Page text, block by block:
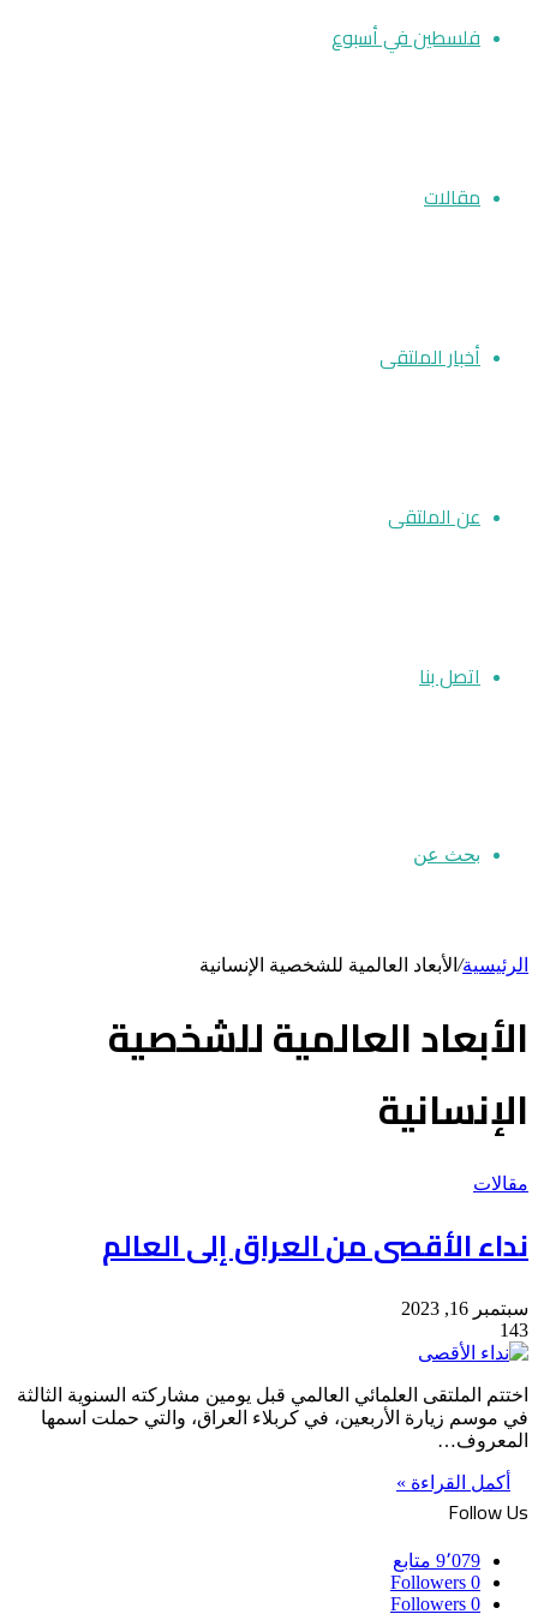
فلسطين في أسبوع
مقالات
أخبار الملتقى
عن الملتقى
اتصل بنا
بحث عن
الرئيسية/ الأبعاد العالمية للشخصية الإنسانية
الأبعاد العالمية للشخصية
الإنسانية
مقالات
نداء الأقصى من العراق إلى العالم
سبتمبر 16, 2023
143
اختتم الملتقى العلمائي العالمي قبل يومين مشاركته السنوية الثالثة
في موسم زيارة الأربعين، في كربلاء العراق، والتي حملت اسمها
المعروف…
أكمل القراءة »
Follow Us
9٬079 متابع
0
Followers
0
Followers